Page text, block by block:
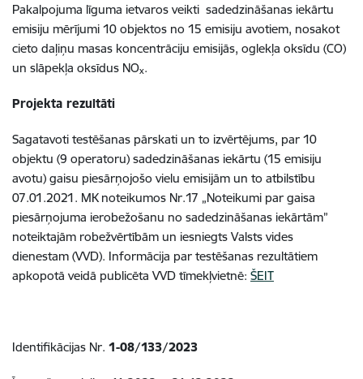
Pakalpojuma līguma ietvaros veikti sadedzināšanas iekārtu
emisiju mērījumi 10 objektos no 15 emisiju avotiem, nosakot
cieto daļiņu masas koncentrāciju emisijās, oglekļa oksīdu (CO)
un slāpekļa oksīdus NOx.
Projekta rezultāti
Sagatavoti testēšanas pārskati un to izvērtējums, par 10
objektu (9 operatoru) sadedzināšanas iekārtu (15 emisiju
avotu) gaisu piesārņojošo vielu emisijām un to atbilstību
07.01.2021. MK noteikumos Nr.17 „Noteikumi par gaisa
piesārņojuma ierobežošanu no sadedzināšanas iekārtām”
noteiktajām robežvērtībām un iesniegts Valsts vides
dienestam (VVD). Informācija par testēšanas rezultātiem
apkopotā veidā publicēta VVD tīmekļvietnē: ŠEIT
Identifikācijas Nr. 1-08/133/2023